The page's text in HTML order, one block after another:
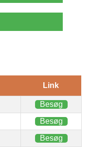
Link
Besøg
Besøg
Besøg